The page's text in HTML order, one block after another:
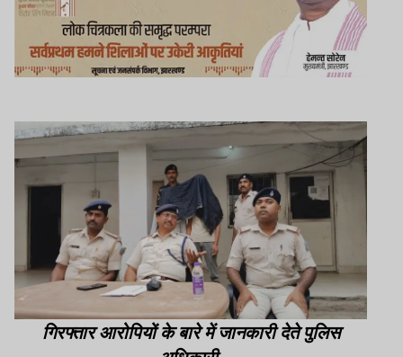
गिरफ्तार आरोपियों के बारे में जानकारी देते पुलिस